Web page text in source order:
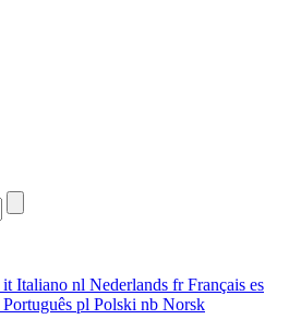
it Italiano nl Nederlands frFrançais es
Português pl Polski nb Norsk